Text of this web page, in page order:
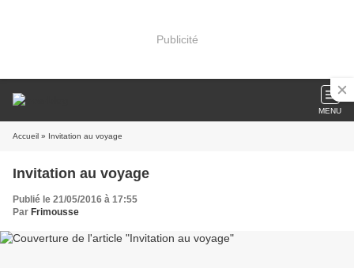
Publicité
MENU
Accueil » Invitation au voyage
Invitation au voyage
Publié le 21/05/2016 à 17:55
Par Frimousse